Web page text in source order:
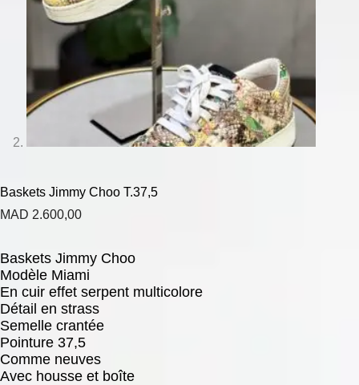
Baskets Jimmy Choo T.37,5
MAD 2.600,00
Baskets Jimmy Choo
Modèle Miami
En cuir effet serpent multicolore
Détail en strass
Semelle crantée
Pointure 37,5
Comme neuves
Avec housse et boîte